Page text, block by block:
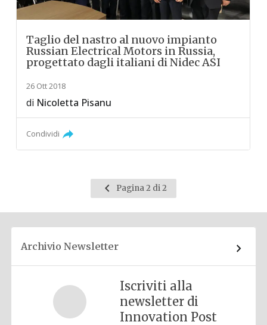
Taglio del nastro al nuovo impianto
Russian Electrical Motors in Russia,
progettato dagli italiani di Nidec ASI
26 Ott 2018
di Nicoletta Pisanu
Condividi
Pagina
precedente
Pagina 2 di 2
Archivio Newsletter
Iscriviti alla
newsletter di
Innovation Post